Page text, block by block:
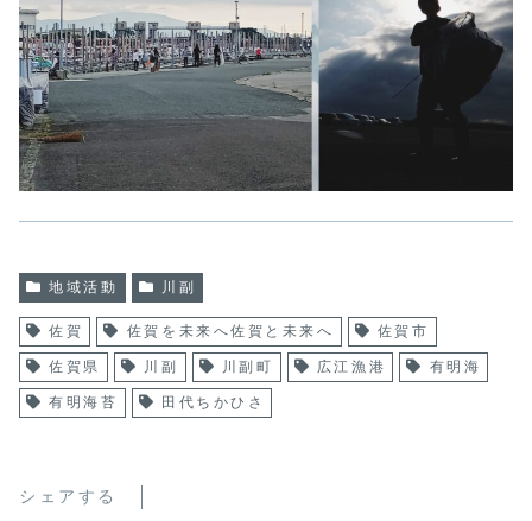
地域活動 川副
佐賀 佐賀を未来へ佐賀と未来へ 佐賀市
佐賀県 川副 川副町 広江漁港 有明海
有明海苔 田代ちかひさ
シェアする